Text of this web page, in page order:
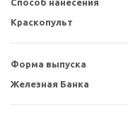
Способ нанесения
Краскопульт
Форма выпуска
Железная Банка